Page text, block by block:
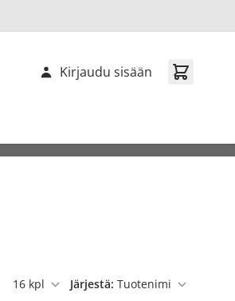
Kirjaudu sisään
per sivu
Järjestä: